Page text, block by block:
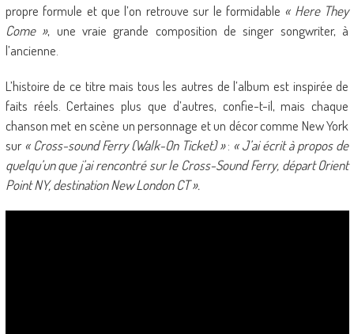
propre formule et que l’on retrouve sur le formidable « Here They
Come », une vraie grande composition de singer songwriter, à
l’ancienne.
L’histoire de ce titre mais tous les autres de l’album est inspirée de
faits réels. Certaines plus que d’autres, confie-t-il, mais chaque
chanson met en scène un personnage et un décor comme New York
sur« Cross-sound Ferry (Walk-On Ticket) »: « J’ai écrit à propos de
quelqu’un que j’ai rencontré sur le Cross-Sound Ferry, départ Orient
Point NY, destination New London CT ».